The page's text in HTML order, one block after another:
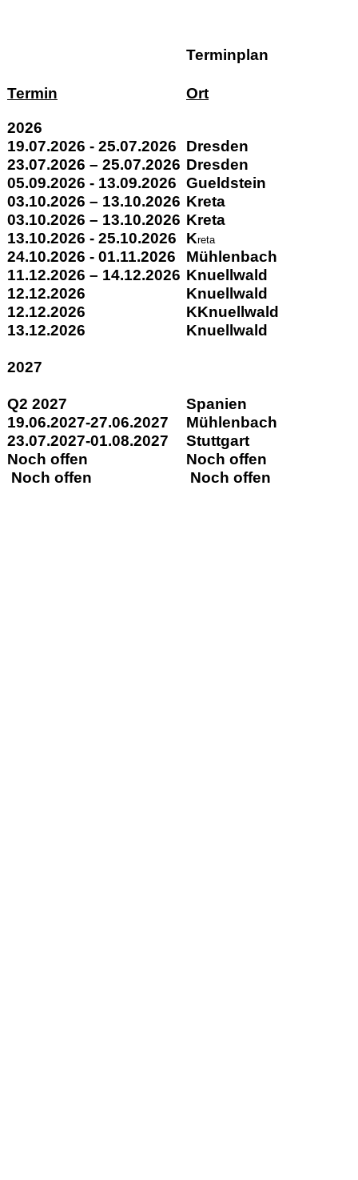
Terminplan
Termin Ort
2026
19.07.2026 - 25.07.2026
Dresden
23.07.2026 – 25.07.2026 Dresden
05.09.2026 - 13.09.2026
Gueldstein
03.10.2026 – 13.10.2026 Kreta
03.10.2026 – 13.10.2026 Kreta
13.10.2026 - 25.10.2026
Kreta
24.10.2026 - 01.11.2026
Mühlenbach
11.12.2026 – 14.12.2026 Knuellwald
12.12.2026
Knuellwald
12.12.2026
KKnuellwald
13.12.2026
Knuellwald
2027
Q2 2027
Spanien
19.06.2027-27.06.2027
Mühlenbach
23.07.2027-01.08.2027
Stuttgart
Noch offen
Noch offen
Noch offen
Noch offen